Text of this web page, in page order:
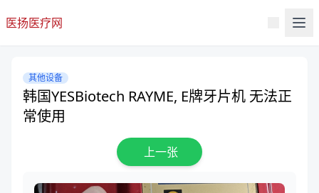
医扬医疗网
其他设备
韩国YESBiotech RAYME, E牌牙片机 无法正
常使用
上一张